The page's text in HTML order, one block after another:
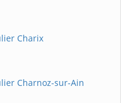
Charix
Charnoz-sur-Ain